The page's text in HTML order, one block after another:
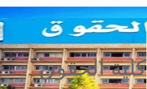
كلية الحقوق